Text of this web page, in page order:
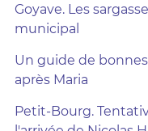
Goyave. Les
municipal
Un guide de
après Maria
Petit-Bourg.